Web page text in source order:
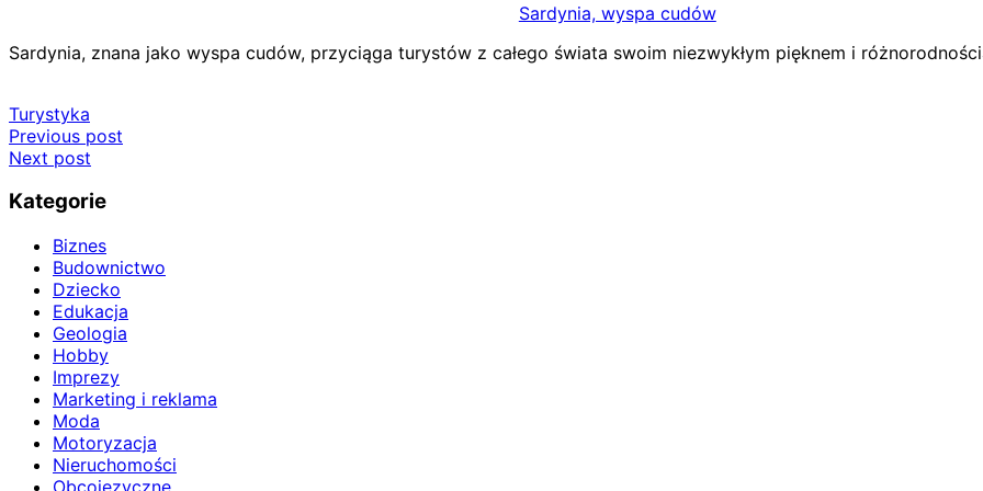
Sardynia, wyspa cudów
Sardynia, znana jako wyspa cudów, przyciąga turystów z całego świata swoim niezwykłym pięknem i
Turystyka
Nawigacja
wpisu
Previous post
Next post
Kategorie
Biznes
Budownictwo
Dziecko
Edukacja
Geologia
Hobby
Imprezy
Marketing i reklama
Moda
Motoryzacja
Nieruchomości
Obcojęzyczne